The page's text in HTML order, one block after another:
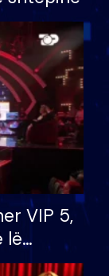
VIP 5,
lë
për